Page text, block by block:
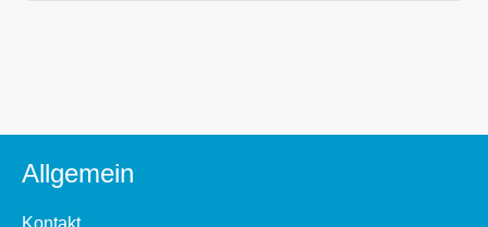
Allgemein
Kontakt